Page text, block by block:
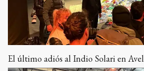
El último adiós al Indio Solari en